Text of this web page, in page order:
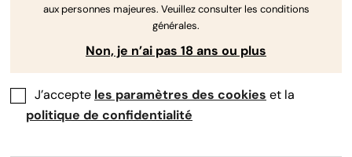
aux personnes majeures. Veuillez consulter les conditions
générales.
Non, je n’ai pas 18 ans ou plus
J’accepte les paramètres des cookies et la
politique de confidentialité